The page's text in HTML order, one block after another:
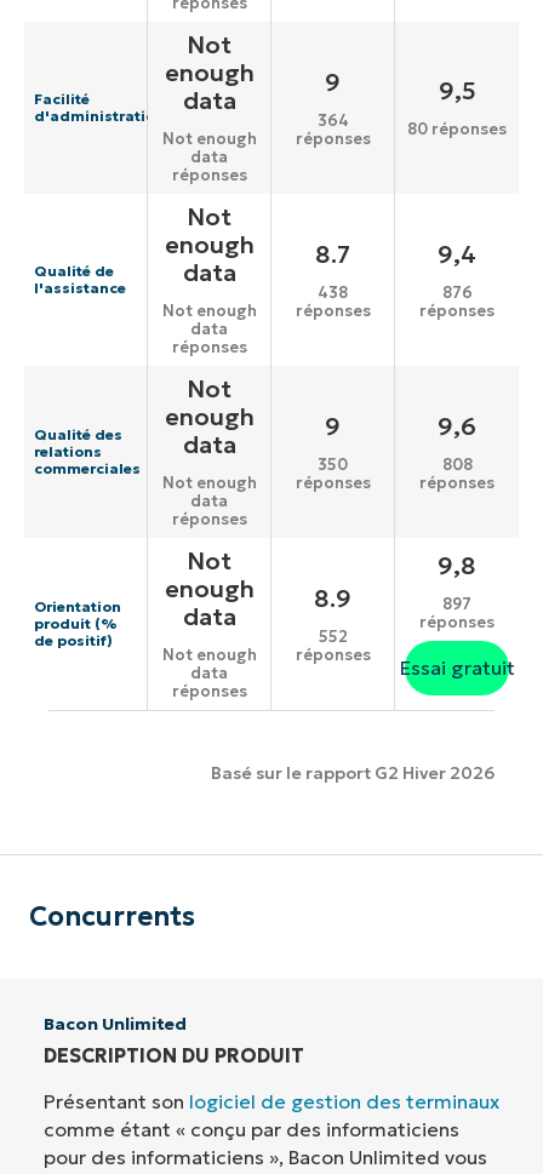
Facilité
d'administration
Not
enough
data
Not enough
data
réponses
9
364
réponses
9,5
80 réponses
Qualité de
l'assistance
Not
enough
data
Not enough
data
réponses
8.7
438
réponses
9,4
876
réponses
Qualité des
relations
commerciales
Not
enough
data
Not enough
data
réponses
9
350
réponses
9,6
808
réponses
Orientation
produit (%
de positif)
Not
enough
data
Not enough
data
réponses
8.9
552
réponses
9,8
897
réponses
Essai gratuit
Basé sur le rapport G2 Hiver 2026
Concurrents
Bacon Unlimited
DESCRIPTION DU PRODUIT
Présentant son logiciel de gestion des terminaux
comme étant « conçu par des informaticiens
pour des informaticiens », Bacon Unlimited vous